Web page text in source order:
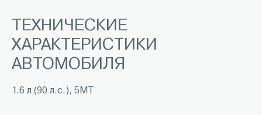
ТЕХНИЧЕСКИЕ
ХАРАКТЕРИСТИКИ
АВТОМОБИЛЯ
1.6 л (90 л.с.), 5МТ